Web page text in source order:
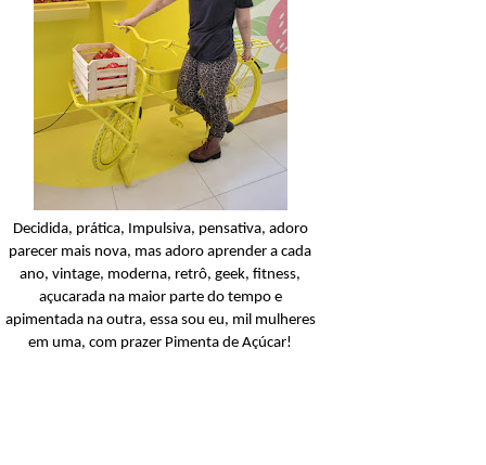
Look Of The Day: Um
conjunto amarelinho!
Decidida, prática, Impulsiva, pensativa, adoro
parecer mais nova, mas adoro aprender a cada
ano, vintage, moderna, retrô, geek, fitness,
açucarada na maior parte do tempo e
apimentada na outra, essa sou eu, mil mulheres
em uma, com prazer Pimenta de Açúcar!